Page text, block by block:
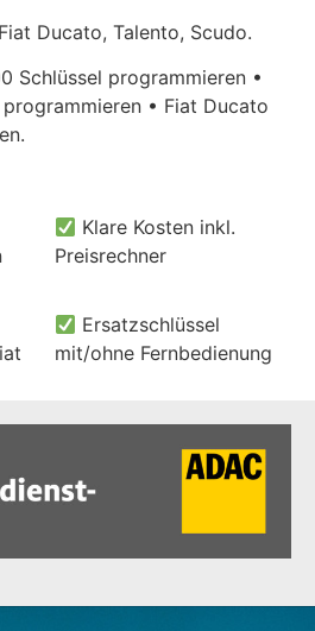
Ducato, Talento, Scudo.
Schlüssel programmieren •
• Fiat Ducato
Klare Kosten inkl.
Preisrechner
Ersatzschlüssel
mit/ohne Fernbedienung